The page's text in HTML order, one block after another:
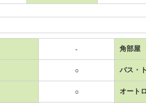
- 角部屋
○ バス・
○ オート